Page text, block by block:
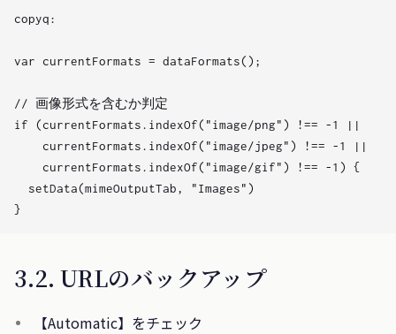
copyq:
var currentFormats = dataFormats();
// 画像形式を含むか判定
if (currentFormats.indexOf("image/png") !== -1 ||
    currentFormats.indexOf("image/jpeg") !== -1 ||
    currentFormats.indexOf("image/gif") !== -1) {
  setData(mimeOutputTab, "Images")
3.2. URLのバックアップ
【Automatic】をチェック